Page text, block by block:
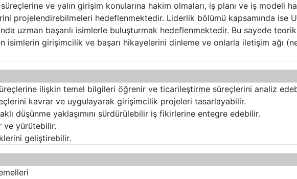
ve yalın girişim konularına hakim olmaları, iş planı ve iş modeli
projelendirebilmeleri hedeflenmektedir. Liderlik bölümü kapsamında ise
uzman başarılı isimlerle buluşturmak hedeflenmektedir. Bu sayede
isimlerin girişimcilik ve başarı hikayelerini dinleme ve onlarla iletişim ağı
ilişkin temel bilgileri öğrenir ve ticarileştirme süreçlerini analiz
kavrar ve uygulayarak girişimcilik projeleri tasarlayabilir.
düşünme yaklaşımını sürdürülebilir iş fikirlerine entegre edebilir.
ve yürütebilir.
geliştirebilir.